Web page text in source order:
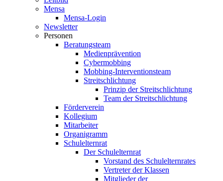
Mensa
Mensa-Login
Newsletter
Personen
Beratungsteam
Medienprävention
Cybermobbing
Mobbing-Interventionsteam
Streitschlichtung
Prinzip der Streitschlichtung
Team der Streitschlichtung
Förderverein
Kollegium
Mitarbeiter
Organigramm
Schulelternrat
Der Schulelternrat
Vorstand des Schulelternrates
Vertreter der Klassen
Mitglieder der